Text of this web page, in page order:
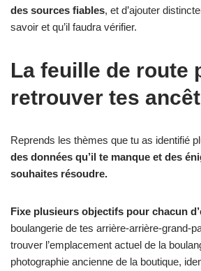
des sources fiables, et d’ajouter
savoir et qu’il faudra vérifier.
La feuille de route
retrouver tes
Reprends les thèmes que tu as identifié
des données qu’il te manque et des
souhaites résoudre.
Fixe plusieurs objectifs pour chacun
boulangerie de tes arrière-arrière-grand-
trouver l’emplacement actuel de la
photographie ancienne de la boutique,